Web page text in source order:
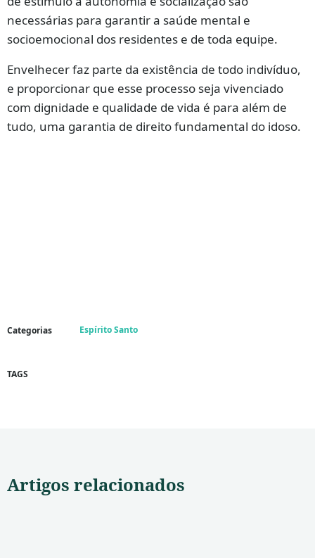
necessárias para garantir a saúde mental e
socioemocional dos residentes e de toda equipe.
Envelhecer faz parte da existência de todo indivíduo,
e proporcionar que esse processo seja vivenciado
com dignidade e qualidade de vida é para além de
tudo, uma garantia de direito fundamental do idoso.
Categorias Espírito Santo
TAGS
Artigos relacionados